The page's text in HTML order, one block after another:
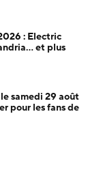
: Electric
et plus
samedi 29 août
pour les fans de